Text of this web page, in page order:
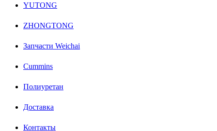
YUTONG
ZHONGTONG
Запчасти Weichai
Cummins
Полиуретан
Доставка
Контакты